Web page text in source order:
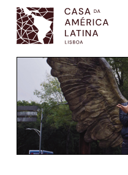
Skip
main